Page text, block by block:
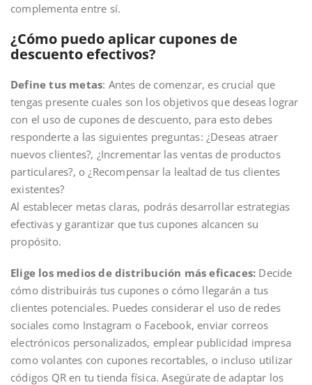
complementa entre sí.
¿Cómo puedo aplicar cupones de
descuento efectivos?
Define tus metas: Antes de comenzar, es crucial que
tengas presente cuales son los objetivos que deseas lograr
con el uso de cupones de descuento, para esto debes
responderte a las siguientes preguntas: ¿Deseas atraer
nuevos clientes?, ¿Incrementar las ventas de productos
particulares?, o ¿Recompensar la lealtad de tus clientes
existentes?
Al establecer metas claras, podrás desarrollar estrategias
efectivas y garantizar que tus cupones alcancen su
propósito.
Elige los medios de distribución más eficaces: Decide
cómo distribuirás tus cupones o cómo llegarán a tus
clientes potenciales. Puedes considerar el uso de redes
sociales como Instagram o Facebook, enviar correos
electrónicos personalizados, emplear publicidad impresa
como volantes con cupones recortables, o incluso utilizar
códigos QR en tu tienda física. Asegúrate de adaptar los